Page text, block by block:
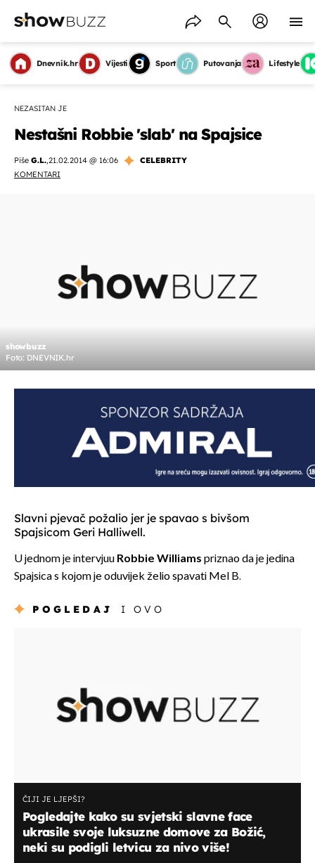
Dnevnik.hr Vijesti Sport Putovanja Lifestyle
NEZASITAN JE
Nestašni Robbie 'slab' na Spajsice
Piše G.L.,21.02.2014 @ 16:06
CELEBRITY
KOMENTARI
showbuzz
Foto: DNEVNIK.hr
Slavni pjevač požalio jer je spavao s bivšom
Spajsicom Geri Halliwell.
U jednom je intervjuu Robbie Williams priznao da je jedina
Spajsica s kojom je oduvijek želio spavati Mel B.
POGLEDAJ I OVO
ČIJI JE LJEPŠI?
Pogledajte kako su svjetski slavne face
ukrasile svoje luksuzne domove za Božić,
neki su podigli letvicu za nivo više!
OMOGUĆI OBAVIJESTI